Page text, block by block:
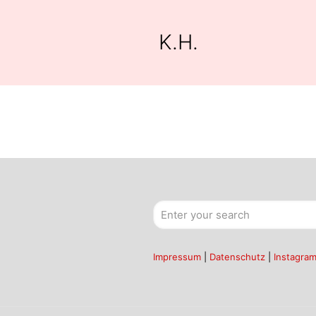
K.H.
Impressum Datenschutz Instagram